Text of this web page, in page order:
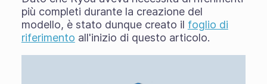
più completi durante la creazione del
modello, è stato dunque creato il foglio di
riferimento all'inizio di questo articolo.